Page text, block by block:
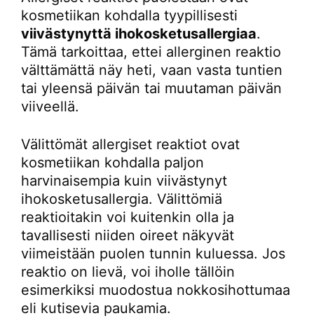
kosmetiikan kohdalla tyypillisesti
viivästynyttä ihokosketusallergiaa.
Tämä tarkoittaa, ettei allerginen reaktio
välttämättä näy heti, vaan vasta tuntien
tai yleensä päivän tai muutaman päivän
viiveellä.
Välittömät allergiset reaktiot ovat
kosmetiikan kohdalla paljon
harvinaisempia kuin viivästynyt
ihokosketusallergia. Välittömiä
reaktioitakin voi kuitenkin olla ja
tavallisesti niiden oireet näkyvät
viimeistään puolen tunnin kuluessa. Jos
reaktio on lievä, voi iholle tällöin
esimerkiksi muodostua nokkosihottumaa
eli kutisevia paukamia.